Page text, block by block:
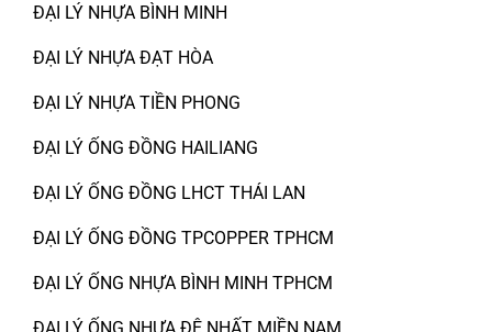
ĐẠI LÝ NHỰA BÌNH MINH
ĐẠI LÝ NHỰA ĐẠT HÒA
ĐẠI LÝ NHỰA TIỀN PHONG
ĐẠI LÝ ỐNG ĐỒNG HAILIANG
ĐẠI LÝ ỐNG ĐỒNG LHCT THÁI LAN
ĐẠI LÝ ỐNG ĐỒNG TPCOPPER TPHCM
ĐẠI LÝ ỐNG NHỰA BÌNH MINH TPHCM
ĐẠI LÝ ỐNG NHỰA ĐỆ NHẤT MIỀN NAM